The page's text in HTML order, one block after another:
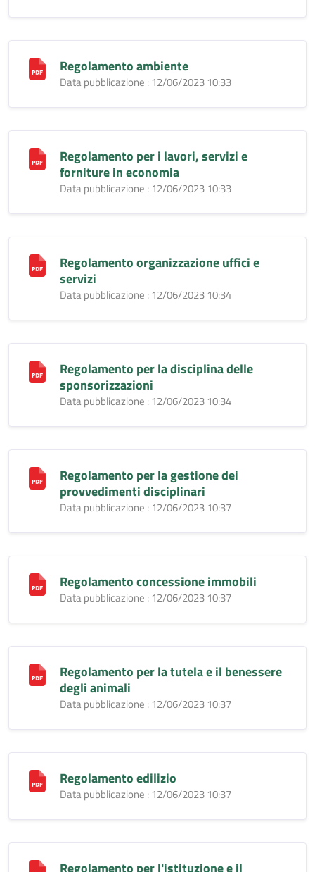
Regolamento ambiente
Data pubblicazione : 12/06/2023 10:33
Regolamento per i lavori, servizi e
forniture in economia
Data pubblicazione : 12/06/2023 10:33
Regolamento organizzazione uffici e
servizi
Data pubblicazione : 12/06/2023 10:34
Regolamento per la disciplina delle
sponsorizzazioni
Data pubblicazione : 12/06/2023 10:34
Regolamento per la gestione dei
provvedimenti disciplinari
Data pubblicazione : 12/06/2023 10:37
Regolamento concessione immobili
Data pubblicazione : 12/06/2023 10:37
Regolamento per la tutela e il benessere
degli animali
Data pubblicazione : 12/06/2023 10:37
Regolamento edilizio
Data pubblicazione : 12/06/2023 10:37
Regolamento per l'istituzione e il